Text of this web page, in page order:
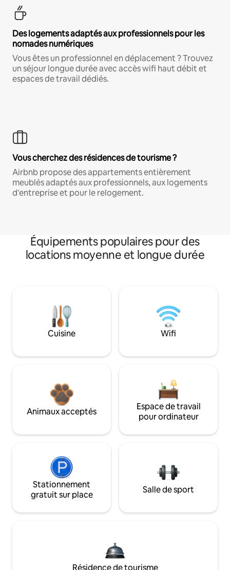
Des logements adaptés aux professionnels pour les
nomades numériques
Vous êtes un professionnel en déplacement ? Trouvez
un séjour longue durée avec accès wifi haut débit et
espaces de travail dédiés.
Vous cherchez des résidences de tourisme ?
Airbnb propose des appartements entièrement
meublés adaptés aux professionnels, aux logements
d'entreprise et pour le relogement.
Équipements populaires pour des
locations moyenne et longue durée
Cuisine Wifi
Animaux acceptés
Espace de travail
pour ordinateur
Stationnement
gratuit sur place
Salle de sport